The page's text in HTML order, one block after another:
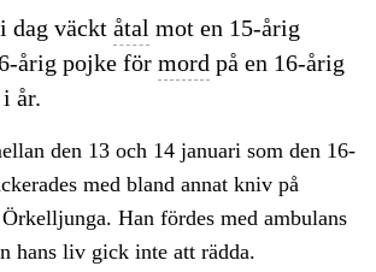
dag väckt åtal mot en 15-årig
årig pojke för mord på en 16-årig
år.
den 13 och 14 januari som den 16-
med bland annat kniv på
Han fördes med ambulans
hans liv gick inte att rädda.